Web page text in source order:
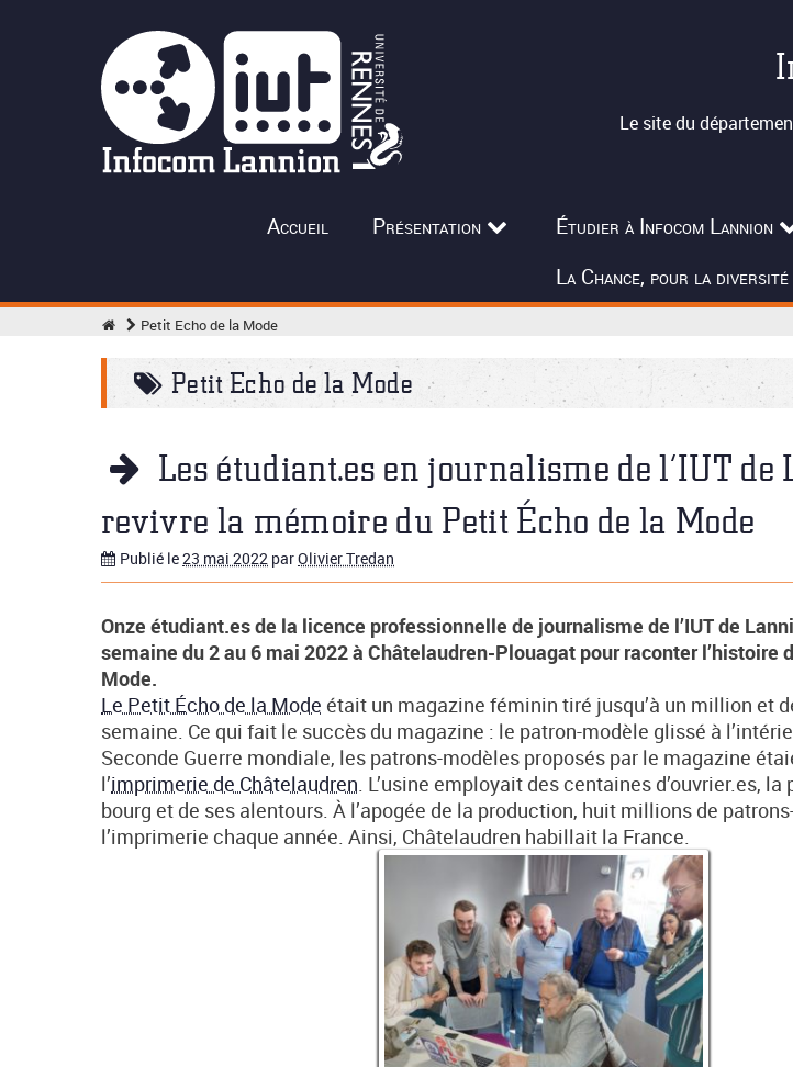
Le site du
Accueil Présentation Étudier à Infocom Lannion
La Chance, pour la diversité
Petit Echo de la Mode
Petit Echo de la Mode
Les étudiant.es en journalisme de l’IUT de
revivre la mémoire du Petit Écho de la Mode
Publié le23 mai 2022 parOlivier Tredan
Onze étudiant.es de la licence professionnelle de journalisme de l’IUT de
semaine du 2 au 6 mai 2022 à Châtelaudren-Plouagat pour raconter l’histoire
Mode.
Le Petit Écho de la Mode était un magazine féminin tiré jusqu’à un million et
semaine. Ce qui fait le succès du magazine : le patron-modèle glissé à
Seconde Guerre mondiale, les patrons-modèles proposés par le magazine
l’imprimerie de Châtelaudren . L’usine employait des centaines d’ouvrier.es,
bourg et de ses alentours. À l’apogée de la production, huit millions de
l’imprimerie chaque année. Ainsi, Châtelaudren habillait la France.